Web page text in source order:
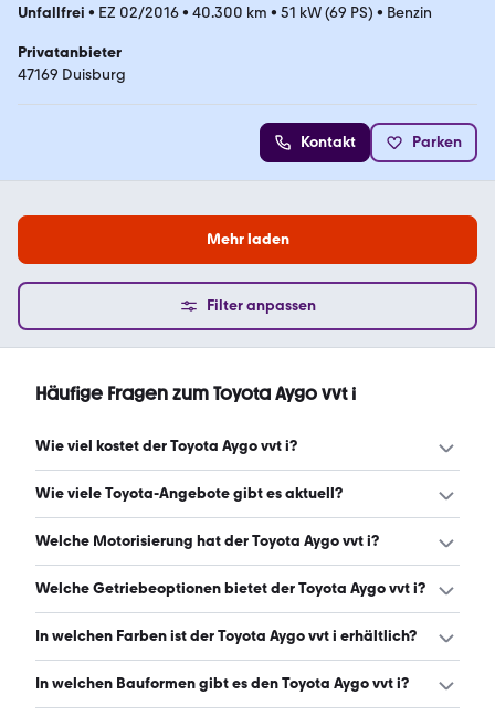
Unfallfrei • EZ 02/2016• 40.300 km • 51 kW (69 PS) • Benzin
Privatanbieter
47169 Duisburg
Kontakt Parken
Mehr laden
Filter anpassen
Häufige Fragen zum Toyota Aygo vvt i
Wie viel kostet der Toyota Aygo vvt i?
Ein guter Preis für einen Toyota Aygo vvt i liegt zwischen
Wie viele Toyota-Angebote gibt es aktuell?
Es gibt insgesamt 836 Toyota bei mobile.de, davon 826
Welche Motorisierung hat der Toyota Aygo vvt i?
Der Toyota Aygo vvt i hat Leistungen zwischen 68 und 72
Welche Getriebeoptionen bietet der Toyota Aygo vvt i?
Der Toyota Aygo vvt i ist mit manuellem und
In welchen Farben ist der Toyota Aygo vvt i erhältlich?
Den Toyota Aygo vvt i gibt es in folgenden Farben: weiß,
In welchen Bauformen gibt es den Toyota Aygo vvt i?